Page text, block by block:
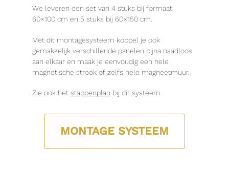
We leveren een set van 4 stuks bij formaat
60×100 cm en 5 stuks bij 60×150 cm.
Met dit montagesysteem koppel je ook
gemakkelijk verschillende panelen bijna naadloos
aan elkaar en maak je eenvoudig een hele
magnetische strook of zelfs hele magneetmuur.
Zie ook het stappenplan bij dit systeem
MONTAGE SYSTEEM